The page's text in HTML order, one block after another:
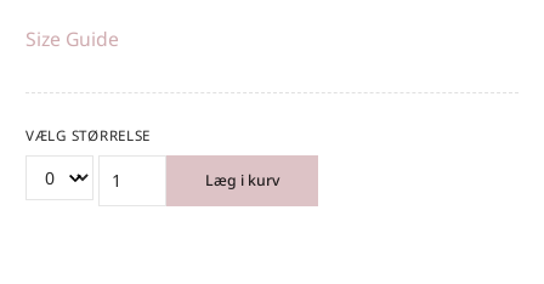
Size Guide
VÆLG STØRRELSE
Læg i kurv